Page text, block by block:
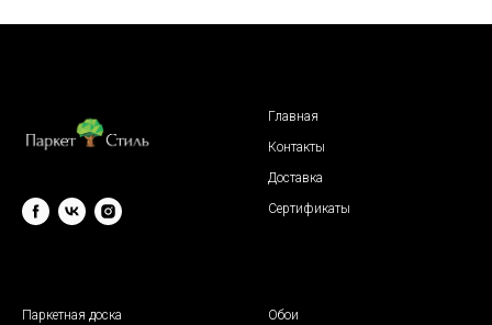
Главная
Контакты
Доставка
Сертификаты
Паркетная доска Обои